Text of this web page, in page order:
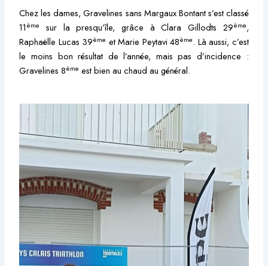
Chez les dames, Gravelines sans Margaux Bontant s’est classé
11ème sur la presqu’île, grâce à Clara Gillodts 29ème,
Raphaëlle Lucas 39ème et Marie Peytavi 48ème. Là aussi, c’est
le moins bon résultat de l’année, mais pas d’incidence :
Gravelines 8ème est bien au chaud au général.